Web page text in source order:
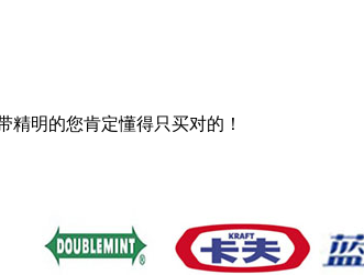
明的您肯定懂得只买对的！